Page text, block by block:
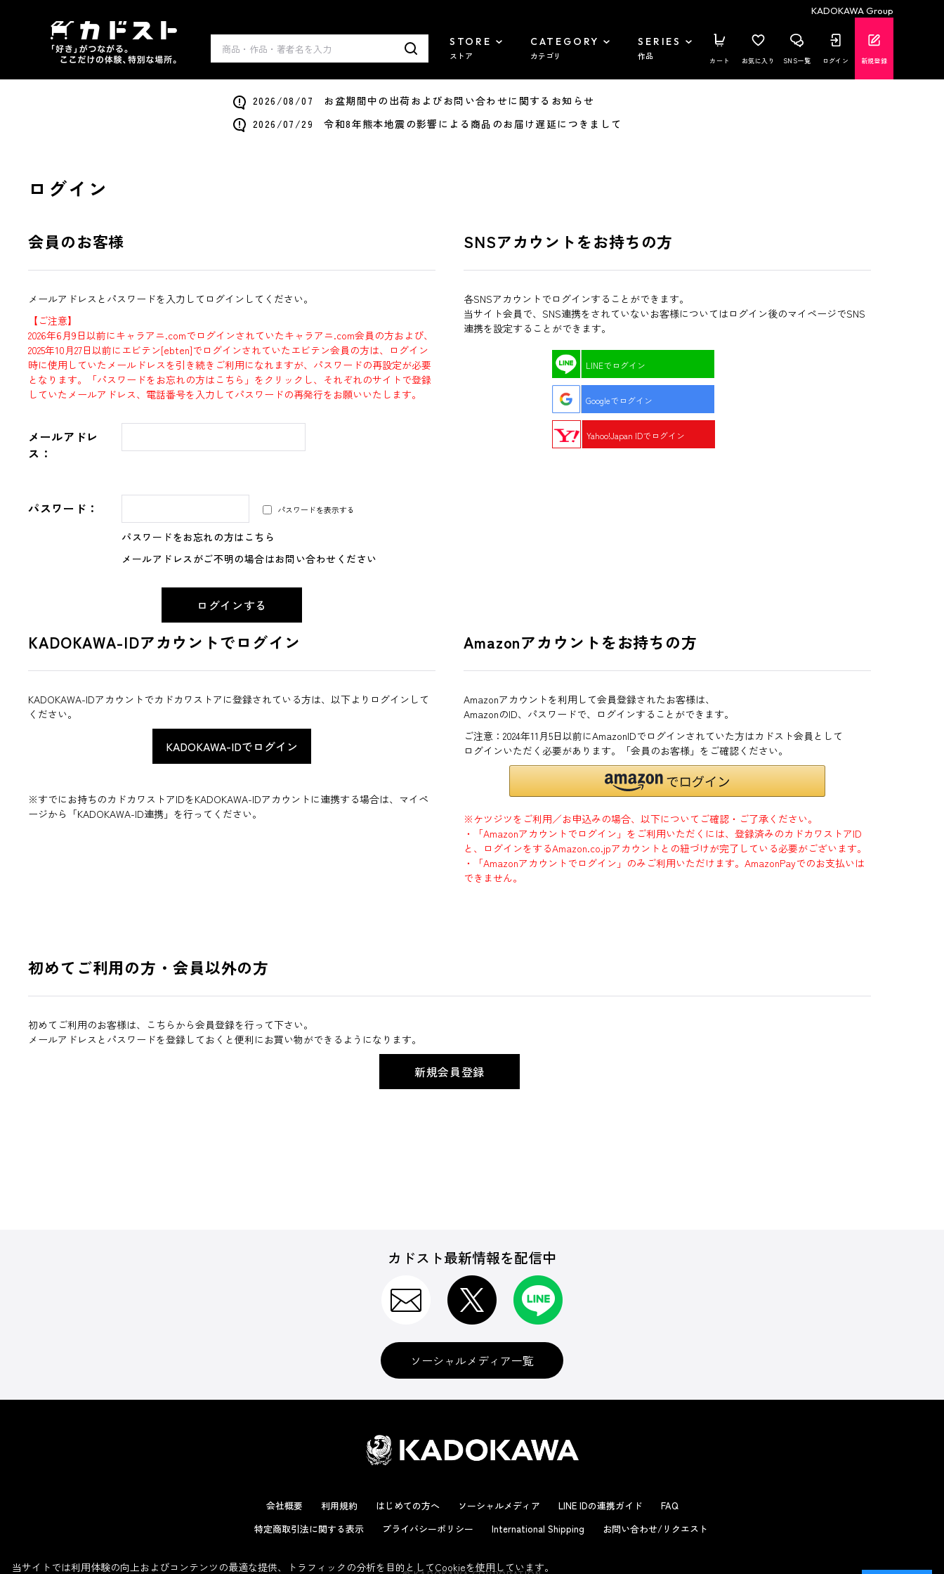
KADOKAWA Group
STORE
ストア
CATEGORY
カテゴリ
SERIES
作品 カート お気に入り SNS一覧 ログイン 新規登録
2026/08/07 お盆期間中の出荷およびお問い合わせに関するお知らせ
2026/07/29 令和8年熊本地震の影響による商品のお届け遅延につきまして
ログイン
会員のお客様
メールアドレスとパスワードを入力してログインしてください。
【ご注意】
2026年6月9日以前にキャラアニ.comでログインされていたキャラアニ.com会員の方および、
2025年10月27日以前にエビテン[ebten]でログインされていたエビテン会員の方は、ログイン
時に使用していたメールドレスを引き続きご利用になれますが、パスワードの再設定が必要
となります。「パスワードをお忘れの方はこちら」をクリックし、それぞれのサイトで登録
していたメールアドレス、電話番号を入力してパスワードの再発行をお願いいたします。
メールアドレ
ス：
パスワード： パスワードを表示する
パスワードをお忘れの方はこちら
メールアドレスがご不明の場合はお問い合わせください
KADOKAWA-IDアカウントでログイン
KADOKAWA-IDアカウントでカドカワストアに登録されている方は、以下よりログインして
ください。
※すでにお持ちのカドカワストアIDをKADOKAWA-IDアカウントに連携する場合は、マイペ
ージから「KADOKAWA-ID連携」を行ってください。
SNSアカウントをお持ちの方
各SNSアカウントでログインすることができます。
当サイト会員で、SNS連携をされていないお客様についてはログイン後のマイページでSNS
連携を設定することができます。
LINEでログイン
Googleでログイン
Yahoo!Japan IDでログイン
Amazonアカウントをお持ちの方
Amazonアカウントを利用して会員登録されたお客様は、
AmazonのID、パスワードで、ログインすることができます。
ご注意：2024年11月5日以前にAmazonIDでログインされていた方はカドスト会員として
ログインいただく必要があります。「会員のお客様」をご確認ください。
※ケツジツをご利用／お申込みの場合、以下についてご確認・ご了承ください。
・「Amazonアカウントでログイン」をご利用いただくには、登録済みのカドカワストアID
と、ログインをするAmazon.co.jpアカウントとの紐づけが完了している必要がございます。
・「Amazonアカウントでログイン」のみご利用いただけます。AmazonPayでのお支払いは
できません。
初めてご利用の方・会員以外の方
初めてご利用のお客様は、こちらから会員登録を行って下さい。
メールアドレスとパスワードを登録しておくと便利にお買い物ができるようになります。
カドスト最新情報を配信中
ソーシャルメディア一覧
会社概要 利用規約 はじめての方へ ソーシャルメディア LINE IDの連携ガイド
FAQ
特定商取引法に関する表示
プライバシーポリシー International Shipping お問い合わせ/リクエスト
当サイトでは利用体験の向上およびコンテンツの最適な提供、トラフィックの分析を目的としてCookieを使用しています。